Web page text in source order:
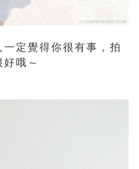
定覺得你很有事，拍
哦～